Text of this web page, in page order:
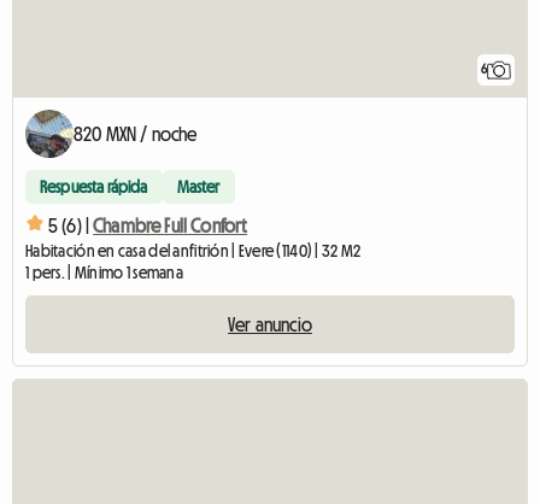
6
820 MXN / noche
Respuesta rápida Master
5 (6) | Chambre Full Confort
Habitación en casa del anfitrión | Evere (1140) | 32 M2
1 pers. | Mínimo 1 semana
Ver anuncio